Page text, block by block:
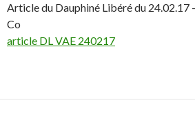
Article du Dauphiné Libéré du 24.02.17
Co
article DL VAE 240217